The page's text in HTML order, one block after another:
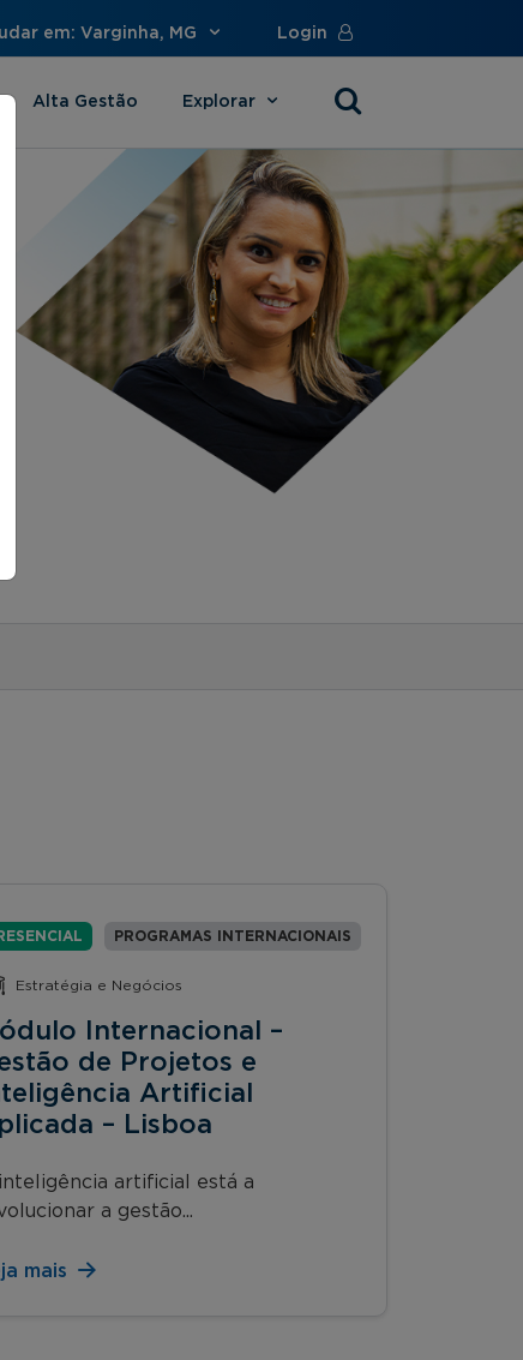
em: Varginha, MG Login
Alta Gestão Explorar
PROGRAMAS INTERNACIONAIS
Estratégia e Negócios
Internacional –
de Projetos e
Artificial
– Lisboa
artificial está a
a gestão...
mais